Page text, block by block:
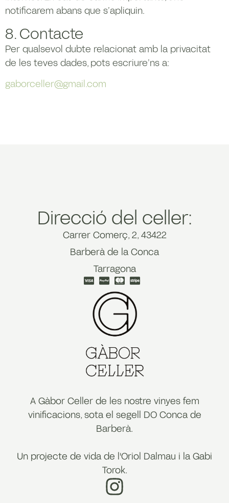
notificarem abans que s’apliquin.
8. Contacte
Per qualsevol dubte relacionat amb la privacitat
de les teves dades, pots escriure’ns a:
gaborceller@gmail.com
Direcció del celler:
Carrer Comerç, 2, 43422
Barberà de la Conca
Tarragona
A Gàbor Celler de les nostre vinyes fem
vinificacions, sota el segell DO Conca de
Barberà.
Un projecte de vida de l'Oriol Dalmau i la Gabi
Torok.